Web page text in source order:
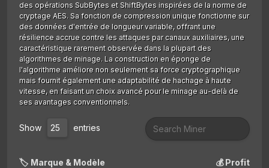
des opérations SubBytes et ShiftBytes inspirées de la norme de
cryptage AES. Sa fonction de compression unique fonctionne sur
des données d'entrée de longueur variable, offrant une
résilience accrue contre les attaques par canaux auxiliaires, une
caractéristique rarement observée dans la plupart des
algorithmes de minage. La construction en éponge de
l'algorithme améliore non seulement sa force cryptographique
mais fournit également une adaptabilité de hachage à haute
vitesse, en faisant un choix avancé pour le minage au-delà de
ses avantages conventionnels.
Show entries
🏷️ Marque & Modèle 💰 Profit